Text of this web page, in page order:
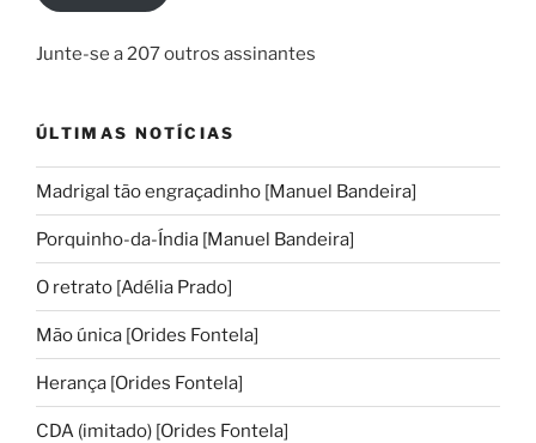
Junte-se a 207 outros assinantes
ÚLTIMAS NOTÍCIAS
Madrigal tão engraçadinho [Manuel Bandeira]
Porquinho-da-Índia [Manuel Bandeira]
O retrato [Adélia Prado]
Mão única [Orides Fontela]
Herança [Orides Fontela]
CDA (imitado) [Orides Fontela]